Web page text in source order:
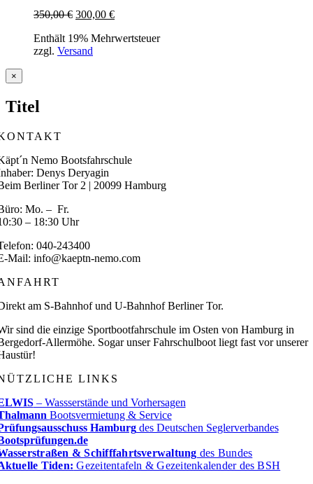
350,00€ Ursprünglicher
war:
350,00 €
300,00 €Aktueller
ist:
Enthält 19% Mehrwertsteuer
zzgl. Versand
Close
product
view
×
Titel
Nemo Bootsfahrschule
Denys Deryagin
Berliner Tor 2 | 20099 Hamburg
Mo. – Fr.
– 18:30 Uhr
040-243400
Mail: info@kaeptn-nemo.com
am S-Bahnhof und U-Bahnhof Berliner Tor.
sind die einzige Sportbootfahrschule im Osten von Hamburg in
Allermöhe. Sogar unser Fahrschulboot liegt fast vor unserer
LINKS
– Wassserstände und Vorhersagen
Bootsvermietung & Service
Hamburgdes Deutschen Seglerverbandes
& Schifffahrtsverwaltung des Bundes
Tiden: Gezeitentafeln & Gezeitenkalender des BSH